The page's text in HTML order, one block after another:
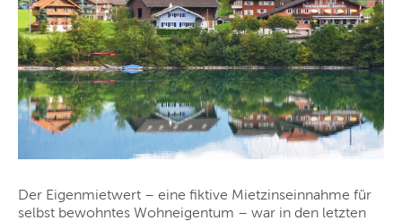
Der Eigenmietwert – eine fiktive Mietzinseinnahme für
selbst bewohntes Wohneigentum – war in den letzten